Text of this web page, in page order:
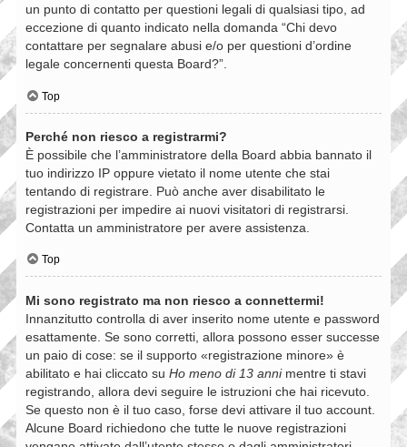
un punto di contatto per questioni legali di qualsiasi tipo, ad
eccezione di quanto indicato nella domanda “Chi devo
contattare per segnalare abusi e/o per questioni d’ordine
legale concernenti questa Board?”.
Top
Perché non riesco a registrarmi?
È possibile che l’amministratore della Board abbia bannato il
tuo indirizzo IP oppure vietato il nome utente che stai
tentando di registrare. Può anche aver disabilitato le
registrazioni per impedire ai nuovi visitatori di registrarsi.
Contatta un amministratore per avere assistenza.
Top
Mi sono registrato ma non riesco a connettermi!
Innanzitutto controlla di aver inserito nome utente e password
esattamente. Se sono corretti, allora possono esser successe
un paio di cose: se il supporto «registrazione minore» è
abilitato e hai cliccato su Ho meno di 13 annimentre ti stavi
registrando, allora devi seguire le istruzioni che hai ricevuto.
Se questo non è il tuo caso, forse devi attivare il tuo account.
Alcune Board richiedono che tutte le nuove registrazioni